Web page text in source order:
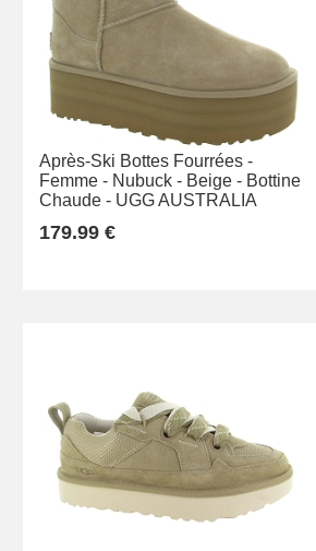
Après-Ski Bottes Fourrées -
Femme - Nubuck - Beige - Bottine
Chaude - UGG AUSTRALIA
179.99 €